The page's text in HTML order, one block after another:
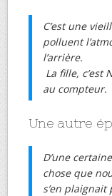
C’est une
polluent
l’arrière.
La fille, c’est
au compteur.
Une autre
D’une
chose que
s’en